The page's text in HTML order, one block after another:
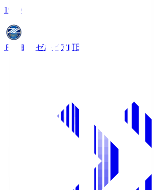
19:00
ＦＣ町田ゼルビア町田